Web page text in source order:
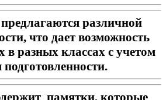
различной
что дает возможность
в разных классах с учетом
подготовленности.
памятки, которые